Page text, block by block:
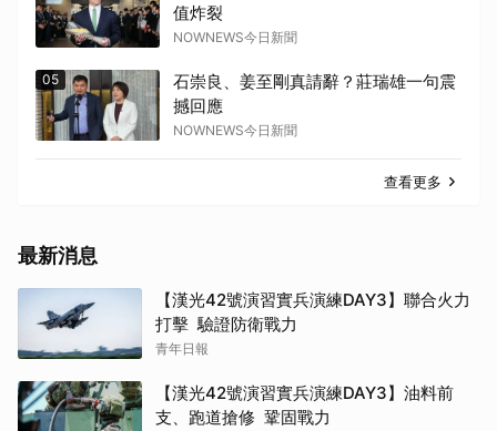
值炸裂
NOWNEWS今日新聞
05
石崇良、姜至剛真請辭？莊瑞雄一句震
撼回應
NOWNEWS今日新聞
查看更多
最新消息
【漢光42號演習實兵演練DAY3】聯合火力
打擊 驗證防衛戰力
青年日報
【漢光42號演習實兵演練DAY3】油料前
支、跑道搶修 鞏固戰力